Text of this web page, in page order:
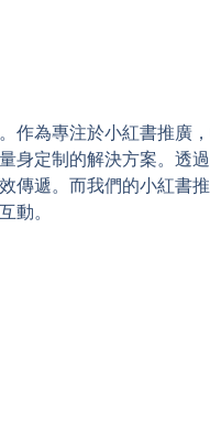
作為專注於小紅書推廣
身定制的解決方案。透
傳遞。而我們的小紅書
動。